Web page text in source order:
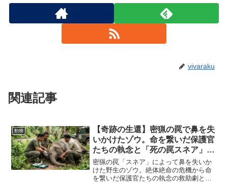
vivaraku
関連記事
動物
【奇跡の生還】密猟の罠で鼻を失
いかけたゾウ。命を繋いだ保護官
たちの執念と「死の罠スネア」の
残酷な真実
密猟の罠「スネア」によって鼻を失いか
けた野生のゾウ。絶体絶命の危機から命
を繋いだ保護官たちの執念の救助劇と、3